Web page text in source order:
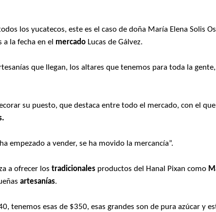
los yucatecos, este es el caso de doña María Elena Solis
la fecha en el mercado Lucas de Gálvez.
que llegan, los altares que tenemos para toda la
su puesto, que destaca entre todo el mercado, con el
empezado a vender, se ha movido la mercancía”.
a ofrecer lostradicionales productos del Hanal Pixan como
artesanías.
tenemos esas de $350, esas grandes son de pura azúcar y